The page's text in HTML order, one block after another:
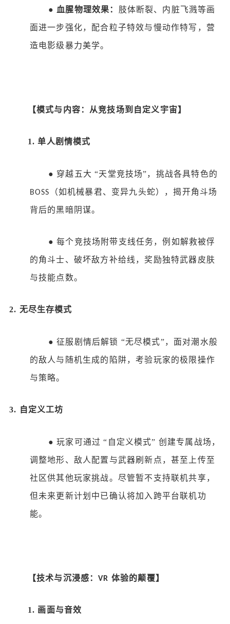
● 血腥物理效果： 肢体断裂、内脏飞溅等画
面进一步强化，配合粒子特效与慢动作特写，营
造电影级暴力美学。
【模式与内容：从竞技场到自定义宇宙】
1.单人剧情模式
● 穿越五大 “天堂竞技场”，挑战各具特色的
BOSS （如机械暴君、变异九头蛇），揭开角斗场
背后的黑暗阴谋。
● 每个竞技场附带支线任务，例如解救被俘
的角斗士、破坏敌方补给线，奖励独特武器皮肤
与技能点数。
2. 无尽生存模式
● 征服剧情后解锁 “无尽模式”，面对潮水般
的敌人与随机生成的陷阱，考验玩家的极限操作
与策略。
3. 自定义工坊
● 玩家可通过 “自定义模式” 创建专属战场，
调整地形、敌人配置与武器刷新点，甚至上传至
社区供其他玩家挑战。尽管暂不支持联机共享，
但未来更新计划中已确认将加入跨平台联机功
能。
【技术与沉浸感：VR 体验的颠覆】
1. 画面与音效